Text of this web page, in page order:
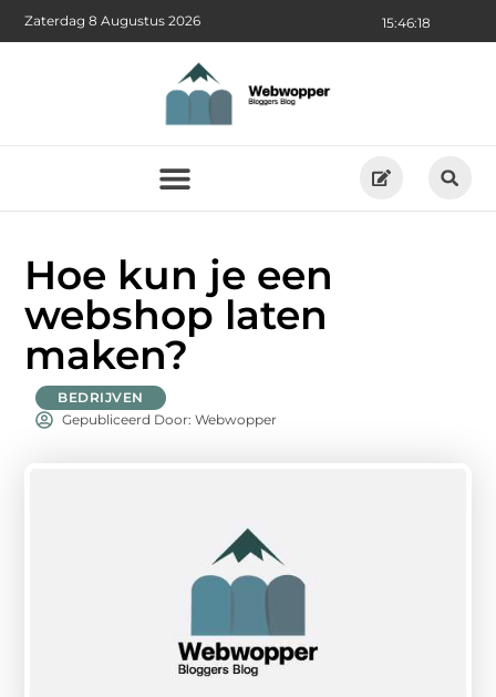
15:46:19
Zaterdag 8 Augustus 2026
Hoe kun je een
webshop laten
maken?
BEDRIJVEN
Gepubliceerd Door: Webwopper